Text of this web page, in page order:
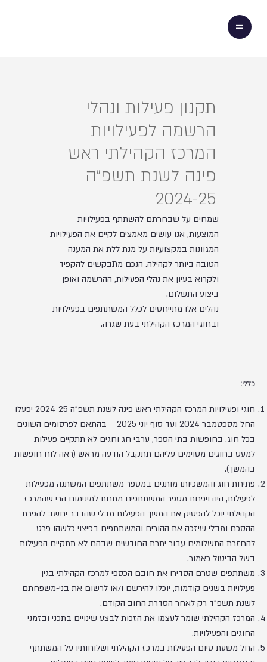
תקנון פעילות ונהלי
הרשמה לפעילויות
המרכז הקהילתי ראש
פינה לשנת תשפ"ה
2024-25
שמחים על שבחרתם להשתתף בפעילויות
המוצעות, אנו עושים מאמצים לקיים את הפעילויות
המגוונות במקצועיות על מנת ללת את המענה
הטובה ביותר לקהילה. הנכם מתבקשים להקפיד
ולקרוא בעיון את נהלי הפעילות, ההרשמה ואופן
ביצוע התשלום.
נהלים אלו מתייחסים לכלל המשתתפים בפעילויות
ובחוגי המרכז הקהילתי בעת שגרה.
כללי:
חוגי ופעילויות המרכז הקהילתי ראש פינה לשנת תשפ"ה 2024-25 יפעלו
החל מספטמבר 2024 ועד סוף יוני 2025 – בהתאם לפרסומים השונים
בכל חוג. בחופשות בתי הספר, ערבי חג וחגים לא תתקיים פעילות
למעט בחוגים מסוימים עליהם תתקבל הודעה מראש (ראה לוח חופשות
בהמשך).
פתיחת חוג והמשכיותו מותנים במספר משתתפים המשתנה מפעילות
לפעילות, היה ויפחת מספר המשתתפים מתחת למינימום הרי שהמרכז
הקהילתי יוכל להפסיק את המשך הפעילות מבלי שהדבר יחשב להפרת
ההסכם ומבלי שיזכה את ההורים והמשתתפים בפיצוי כלשהו פרט
להחזרת התשלומים עבור יתרת החודשים שבהם לא תתקיים הפעילות
בשל הביטול כאמור.
משתתפים שטרם הסדירו את חובם הכספי למרכז הקהילתי בגין
פעילויות בשנים קודמות, יוכלו להירשם ו/או לרשום את בני-משפחתם
לשנת תשפ"ד רק לאחר הסדרת החוב הקודם.
המרכז הקהילתי שומר לעצמו את הזכות לבצע שינויים בתכני ובזמני
החוגים והפעילויות.
החל משעת סיום הפעילות במרכז הקהילתי ושלוחותיו על המשתתף